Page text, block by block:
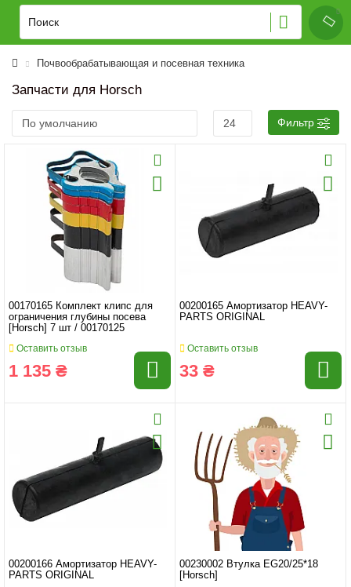
Почвообрабатывающая и посевная техника
Запчасти для Horsch
Фильтр
00170165 Комплект клипс для
ограничения глубины посева
[Horsch] 7 шт / 00170125
Оставить отзыв
1 135 ₴
00200165 Амортизатор HEAVY-
PARTS ORIGINAL
Оставить отзыв
33 ₴
00200166 Амортизатор HEAVY-
PARTS ORIGINAL
00230002 Втулка EG20/25*18
[Horsch]